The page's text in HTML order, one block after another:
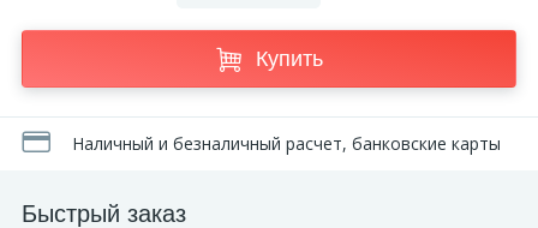
Купить
Наличный и безналичный расчет, банковские карты
Быстрый заказ
Сотрудничество